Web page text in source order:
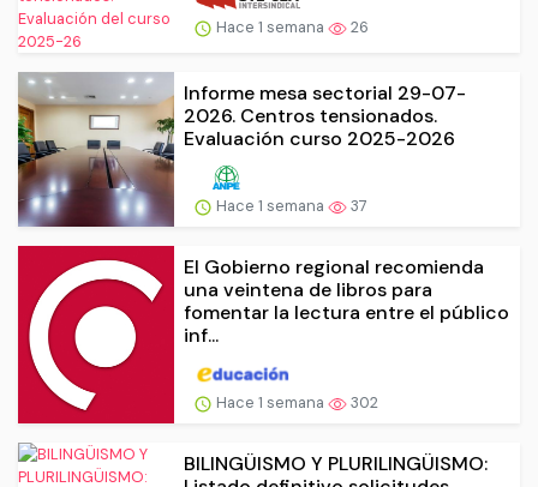
Hace 1 semana 26
Informe mesa sectorial 29-07-
2026. Centros tensionados.
Evaluación curso 2025-2026
Hace 1 semana 37
El Gobierno regional recomienda
una veintena de libros para
fomentar la lectura entre el público
inf...
Hace 1 semana 302
BILINGÜISMO Y PLURILINGÜISMO: